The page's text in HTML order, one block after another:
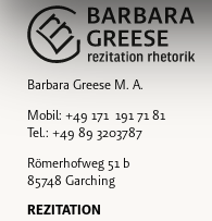
Barbara Greese M. A.
Mobil: +49 171 191 71 81
Tel.: +49 89 3203787
Römerhofweg 51 b
85748 Garching
REZITATION